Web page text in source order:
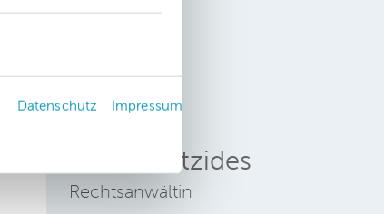
Datenschutz Impressum
Giulia Alatzides
Rechtsanwältin